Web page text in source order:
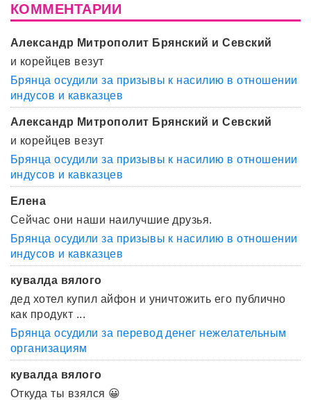
КОММЕНТАРИИ
Александр Митрополит Брянский и Севский
и корейцев везут
Брянца осудили за призывы к насилию в отношении
индусов и кавказцев
Александр Митрополит Брянский и Севский
и корейцев везут
Брянца осудили за призывы к насилию в отношении
индусов и кавказцев
Елена
Сейчас они наши наилучшие друзья.
Брянца осудили за призывы к насилию в отношении
индусов и кавказцев
кувалда вялого
дед хотел купил айфон и уничтожить его публично
как продукт ...
Брянца осудили за перевод денег нежелательным
организациям
кувалда вялого
Откуда ты взялся 😀